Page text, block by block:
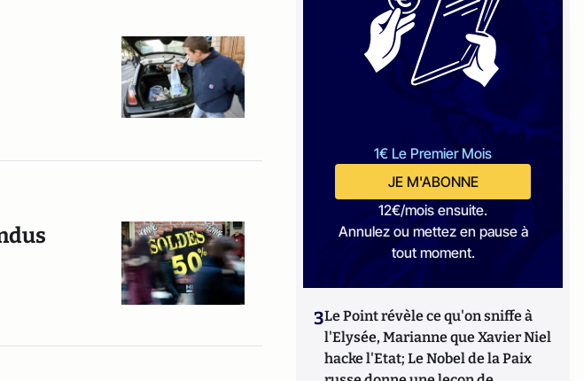
1€ Le Premier Mois
JE M'ABONNE
12€/mois ensuite.
Annulez ou mettez en pause à
tout moment.
3Le Point révèle ce qu'on sniffe à
l'Elysée, Marianne que Xavier Niel
hacke l'Etat; Le Nobel de la Paix